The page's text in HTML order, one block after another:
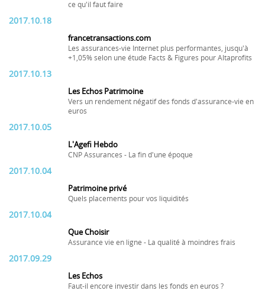
ce qu'il faut faire
2017.10.18
francetransactions.com
Les assurances-vie Internet plus performantes, jusqu'à
+1,05% selon une étude Facts & Figures pour Altaprofits
2017.10.13
Les Echos Patrimoine
Vers un rendement négatif des fonds d'assurance-vie en
euros
2017.10.05
L'Agefi Hebdo
CNP Assurances - La fin d'une époque
2017.10.04
Patrimoine privé
Quels placements pour vos liquidités
2017.10.04
Que Choisir
Assurance vie en ligne - La qualité à moindres frais
2017.09.29
Les Echos
Faut-il encore investir dans les fonds en euros ?